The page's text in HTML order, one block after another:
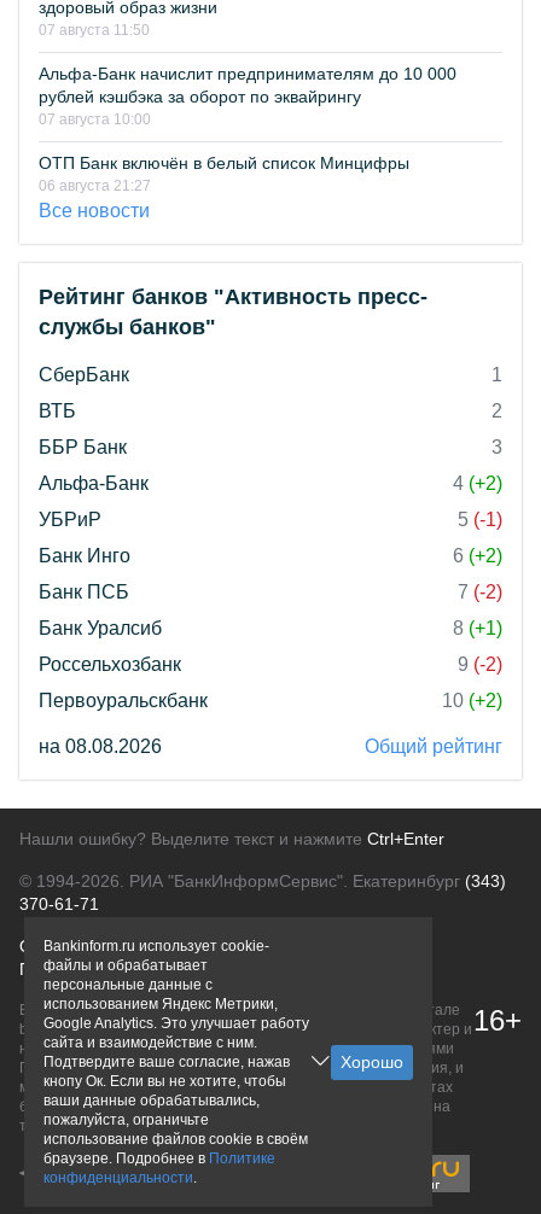
здоровый образ жизни
07 августа 11:50
Альфа-Банк начислит предпринимателям до 10 000
рублей кэшбэка за оборот по эквайрингу
07 августа 10:00
ОТП Банк включён в белый список Минцифры
06 августа 21:27
Все новости
Рейтинг банков "Активность пресс-
службы банков"
СберБанк
1
ВТБ
2
ББР Банк
3
Альфа-Банк
4 (+2)
УБРиР
5 (-1)
Банк Инго
6 (+2)
Банк ПСБ
7 (-2)
Банк Уралсиб
8 (+1)
Россельхозбанк
9 (-2)
Первоуральскбанк
10 (+2)
на 08.08.2026 Общий рейтинг
Нашли ошибку? Выделите текст и нажмите Ctrl+Enter
© 1994-2026. РИА "БанкИнформСервис". Екатеринбург (343)
370-61-71
О проектеПолитика конфиденциальности
Правовая информацияДля рекламодателей
Вся информация о продуктах банков, размещенная на портале
bankinform.ru, носит исключительно ознакомительный характер и
не является публичной офертой, определяемой положениями
ГК РФ. Информация не содержит точного и полного описания, и
может быть изменена. Конечные условия уточняйте на сайтах
банков или при личном обращении. Исключительное право на
товарные знаки принадлежит их правообладателям.
16+
Bankinform.ru использует cookie-
файлы и обрабатывает
персональные данные с
использованием Яндекс Метрики,
Google Analytics. Это улучшает работу
сайта и взаимодействие с ним.
Подтвердите ваше согласие, нажав
кнопу Ок. Если вы не хотите, чтобы
ваши данные обрабатывались,
пожалуйста, ограничьте
использование файлов cookie в своём
браузере. Подробнее в Политике
конфиденциальности.